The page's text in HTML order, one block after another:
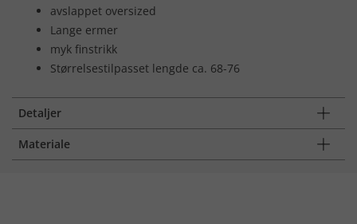
avslappet oversized
Lange ermer
myk finstrikk
Størrelsestilpasset lengde ca. 68-76
Detaljer
Materiale